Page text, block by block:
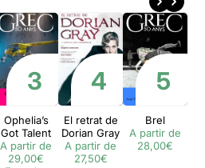
Ophelia’s
Got Talent
A partir de
29,00€
El retrat de
Dorian Gray
A partir de
27,50€
Brel
A partir de
28,00€